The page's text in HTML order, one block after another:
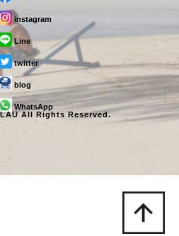
instagram
Line
twitter
blog
WhatsApp
All Rights Reserved.